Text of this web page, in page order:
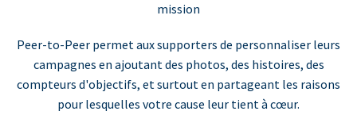
mission
Peer-to-Peer permet aux supporters de personnaliser leurs
campagnes en ajoutant des photos, des histoires, des
compteurs d'objectifs, et surtout en partageant les raisons
pour lesquelles votre cause leur tient à cœur.